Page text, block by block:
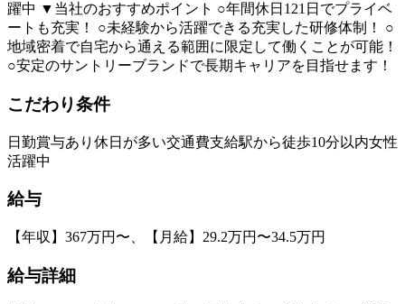
躍中 ▼当社のおすすめポイント ○年間休日121日でプライベ
ートも充実！ ○未経験から活躍できる充実した研修体制！ ○
地域密着で自宅から通える範囲に限定して働くことが可能！
○安定のサントリーブランドで長期キャリアを目指せます！
こだわり条件
日勤賞与あり 休日が多い交通費支給駅から徒歩10分以内女性
活躍中
給与
【年収】367万円〜、【月給】29.2万円〜34.5万円
給与詳細